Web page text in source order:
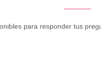
para responder tus